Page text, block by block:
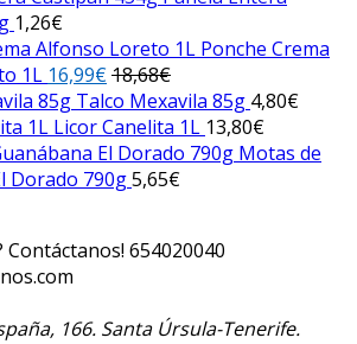
1,26€
Ponche Crema
1L 16,99€18,68€
Talco Mexavila 85g 4,80€
Licor Canelita 1L 13,80€
Motas de
Dorado 790g5,65€
Contáctanos! 654020040
166. Santa Úrsula-Tenerife.